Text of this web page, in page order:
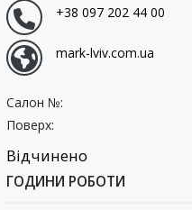
+38 097 202 44 00
mark-lviv.com.ua
Салон №:
Поверх:
Відчинено
ГОДИНИ РОБОТИ